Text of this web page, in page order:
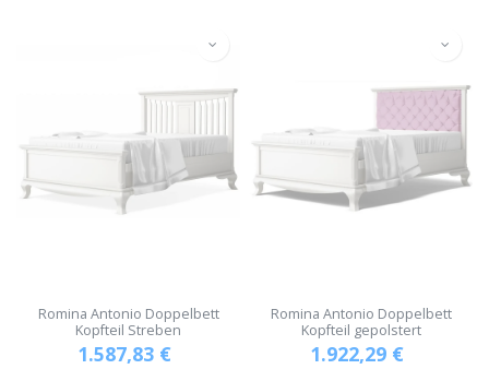
Romina Antonio Doppelbett
Kopfteil Streben
1.587,83€
Romina Antonio Doppelbett
Kopfteil gepolstert
1.922,29€